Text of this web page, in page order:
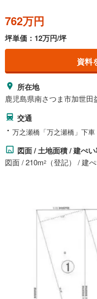
762万円
坪単価：12万円/坪
資料
所在地
鹿児島県南さつま市加世田
交通
万之瀬橋「万之瀬橋」下
図面 / 土地面積 / 建ぺ
図面 / 210m2 （登記） / 建